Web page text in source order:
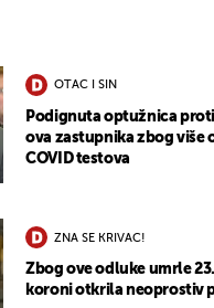
OTAC I SIN
Podignuta optužnica
ova zastupnika zbog
COVID testova
ZNA SE KRIVAC!
Zbog ove odluke umrle
koroni otkrila neoprostiv